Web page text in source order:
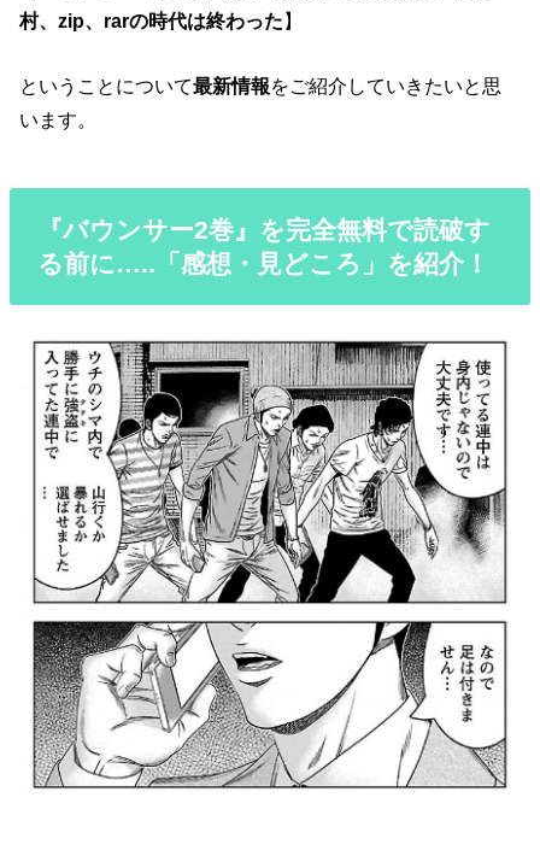
村、zip、rarの時代は終わった】
ということについて最新情報をご紹介していきたいと思
います。
『バウンサー2巻』を完全無料で読破す
る前に…..「感想・見どころ」を紹介！